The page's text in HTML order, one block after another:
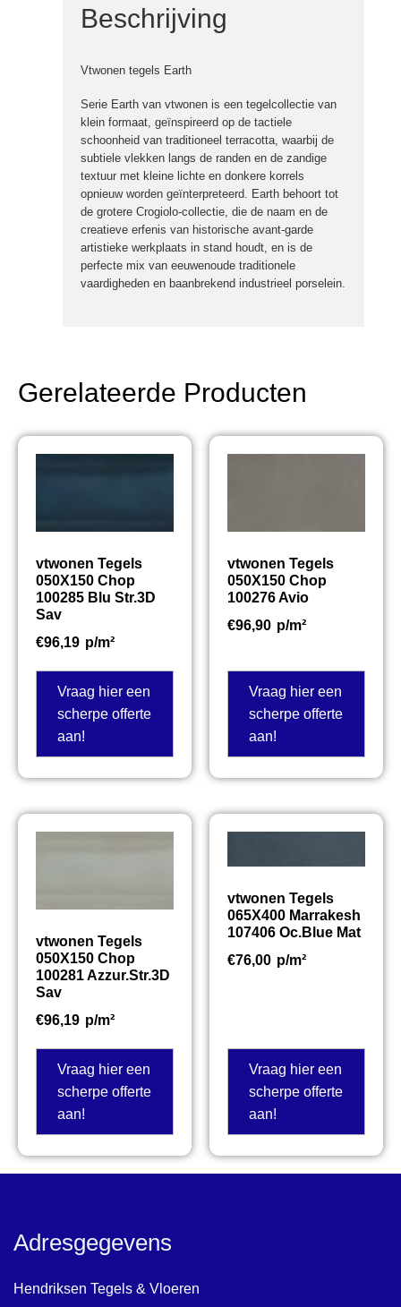
Beschrijving
Vtwonen tegels Earth
Serie Earth van vtwonen is een tegelcollectie van
klein formaat, geïnspireerd op de tactiele
schoonheid van traditioneel terracotta, waarbij de
subtiele vlekken langs de randen en de zandige
textuur met kleine lichte en donkere korrels
opnieuw worden geïnterpreteerd. Earth behoort tot
de grotere Crogiolo-collectie, die de naam en de
creatieve erfenis van historische avant-garde
artistieke werkplaats in stand houdt, en is de
perfecte mix van eeuwenoude traditionele
vaardigheden en baanbrekend industrieel porselein.
Gerelateerde Producten
vtwonen Tegels
050X150 Chop
100285 Blu Str.3D
Sav
€96,19 p/m²
Vraag hier een
scherpe offerte
aan!
vtwonen Tegels
050X150 Chop
100276 Avio
€96,90 p/m²
Vraag hier een
scherpe offerte
aan!
vtwonen Tegels
050X150 Chop
100281 Azzur.Str.3D
Sav
€96,19 p/m²
Vraag hier een
scherpe offerte
aan!
vtwonen Tegels
065X400 Marrakesh
107406 Oc.Blue Mat
€76,00 p/m²
Vraag hier een
scherpe offerte
aan!
Adresgegevens
Hendriksen Tegels & Vloeren